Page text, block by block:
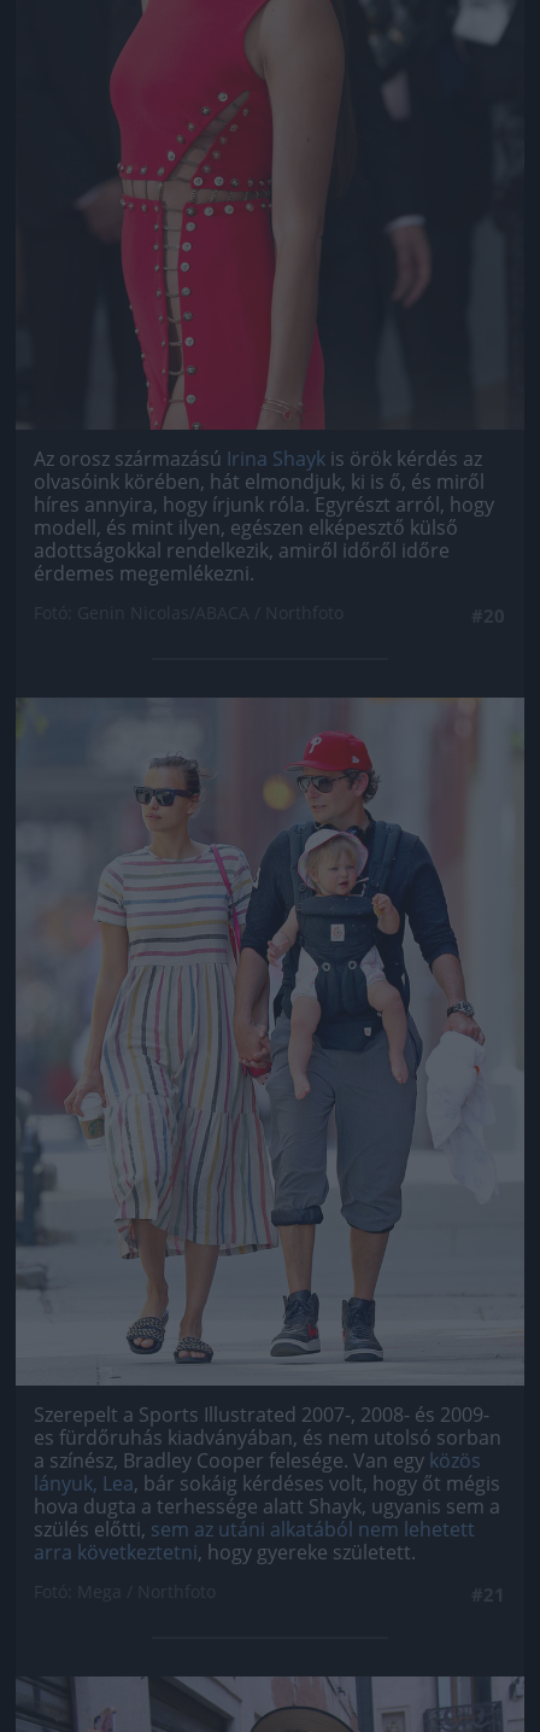
Az orosz származású Irina Shayk is örök kérdés az
olvasóink körében, hát elmondjuk, ki is ő, és miről
híres annyira, hogy írjunk róla. Egyrészt arról, hogy
modell, és mint ilyen, egészen elképesztő külső
adottságokkal rendelkezik, amiről időről időre
érdemes megemlékezni.
Jön még kép!
Szerepelt a Sports Illustrated 2007-, 2008- és 2009-
es fürdőruhás kiadványában, és nem utolsó sorban
a színész, Bradley Cooper felesége. Van egy közös
lányuk, Lea, bár sokáig kérdéses volt, hogy őt mégis
hova dugta a terhessége alatt Shayk, ugyanis sem a
szülés előtti, sem az utáni alkatából nem lehetett
arra következtetni, hogy gyereke született.
Jön még kép!